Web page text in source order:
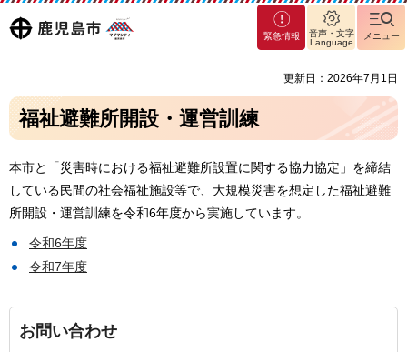
鹿児島
マグ
マシ
緊急情報
音声・文字
Language
メニュー
更新日：2026年7月1日
福祉避難所開設・運営訓練
本市と「災害時における福祉避難所設置に関する協力協定」を締結
している民間の社会福祉施設等で、大規模災害を想定した福祉避難
所開設・運営訓練を令和6年度から実施しています。
令和6年度
令和7年度
お問い合わせ